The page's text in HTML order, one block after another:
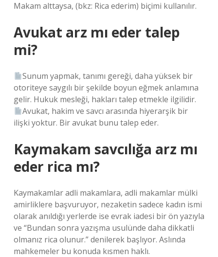
Makam alttaysa, (bkz: Rica ederim) biçimi kullanılır.
Avukat arz mı eder talep
mi?
Sunum yapmak, tanımı gereği, daha yüksek bir
otoriteye saygılı bir şekilde boyun eğmek anlamına
gelir. Hukuk mesleği, hakları talep etmekle ilgilidir.
Avukat, hakim ve savcı arasında hiyerarşik bir
ilişki yoktur. Bir avukat bunu talep eder.
Kaymakam savcılığa arz mı
eder rica mı?
Kaymakamlar adli makamlara, adli makamlar mülki
amirliklere başvuruyor, nezaketin sadece kadın ismi
olarak anıldığı yerlerde ise evrak iadesi bir ön yazıyla
ve “Bundan sonra yazışma usulünde daha dikkatli
olmanız rica olunur.” denilerek başlıyor. Aslında
mahkemeler bu konuda kısmen haklı.